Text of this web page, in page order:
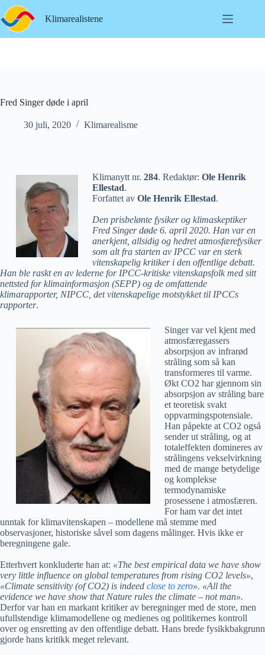
Hopp
til
innholdet
Klimarealistene
Fred Singer døde i april
30 juli, 2020 Klimarealisme
Klimanytt nr. 284. Redaktør: Ole Henrik
Ellestad.
Forfattet av Ole Henrik Ellestad.
Den prisbelønte fysiker og klimaskeptiker
Fred Singer døde 6. april 2020. Han var en
anerkjent, allsidig og hedret atmosfærefysiker
som alt fra starten av IPCC var en sterk
vitenskapelig kritiker i den offentlige debatt.
Han ble raskt en av lederne for IPCC-kritiske vitenskapsfolk med sitt
nettsted for klimainformasjon (SEPP) og de omfattende
klimarapporter, NIPCC, det vitenskapelige motstykket til IPCCs
rapporter.
Singer var vel kjent med
atmosfæregassers
absorpsjon av infrarød
stråling som så kan
transformeres til varme.
Økt CO2 har gjennom sin
absorpsjon av stråling bare
et teoretisk svakt
oppvarmingspotensiale.
Han påpekte at CO2 også
sender ut stråling, og at
totaleffekten domineres av
strålingens vekselvirkning
med de mange betydelige
og komplekse
termodynamiske
prosessene i atmosfæren.
For ham var det intet
unntak for klimavitenskapen – modellene må stemme med
observasjoner, historiske såvel som dagens målinger. Hvis ikke er
beregningene gale.
Etterhvert konkluderte han at: «The best empirical data we have show
very little influence on global temperatures from rising CO2 levels»,
«Climate sensitivity (of CO2) is indeed close to zero». «All the
evidence we have show that Nature rules the climate – not man».
Derfor var han en markant kritiker av beregninger med de store, men
ufullstendige klimamodellene og medienes og politikernes kontroll
over og ensretting av den offentlige debatt. Hans brede fysikkbakgrunn
gjorde hans kritikk meget relevant.